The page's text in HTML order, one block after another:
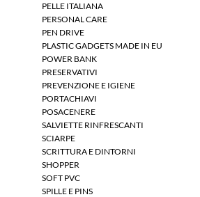
PELLE ITALIANA
PERSONAL CARE
PEN DRIVE
PLASTIC GADGETS MADE IN EU
POWER BANK
PRESERVATIVI
PREVENZIONE E IGIENE
PORTACHIAVI
POSACENERE
SALVIETTE RINFRESCANTI
SCIARPE
SCRITTURA E DINTORNI
SHOPPER
SOFT PVC
SPILLE E PINS